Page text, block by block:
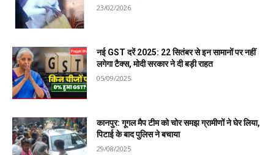
23/02/2026
नई GST दरें 2025: 22 सितंबर से इन सामानों पर नहीं
लगेगा टैक्स, मोदी सरकार ने दी बड़ी राहत
05/09/2025
कानपुर: गूगल मैप टीम को चोर समझ ग्रामीणों ने घेर लिया,
पिटाई के बाद पुलिस ने बचाया
29/08/2025